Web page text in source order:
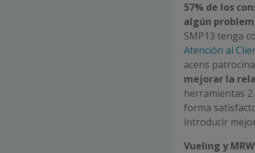
57% de los
algún
SMP13 tenga
Atención al
acens
mejorar la
herramientas
forma
introducir
Vueling y